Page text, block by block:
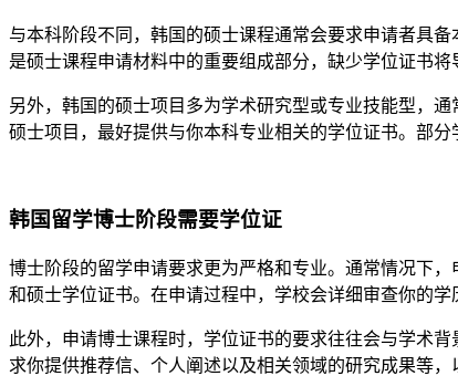
与本科阶段不同，韩国的硕士课程通常会要求申请者具
是硕士课程申请材料中的重要组成部分，缺少学位证书将
另外，韩国的硕士项目多为学术研究型或专业技能型，
硕士项目，最好提供与你本科专业相关的学位证书。部
韩国留学博士阶段需要学位证
博士阶段的留学申请要求更为严格和专业。通常情况下
和硕士学位证书。在申请过程中，学校会详细审查你的
此外，申请博士课程时，学位证书的要求往往会与学术
求你提供推荐信、个人阐述以及相关领域的研究成果等，